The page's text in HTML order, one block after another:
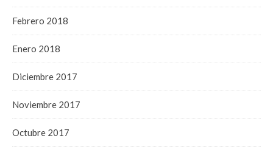
Febrero 2018
Enero 2018
Diciembre 2017
Noviembre 2017
Octubre 2017